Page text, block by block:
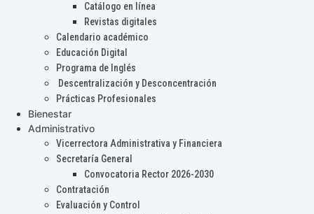
Catálogo en línea
Revistas digitales
Calendario académico
Educación Digital
Programa de Inglés
Descentralización y Desconcentración
Prácticas Profesionales
Bienestar
Administrativo
Vicerrectora Administrativa y Financiera
Secretaría General
Convocatoria Rector 2026-2030
Contratación
Evaluación y Control